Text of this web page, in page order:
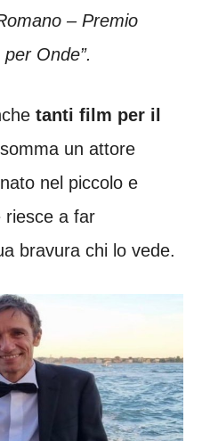
– Premio
Onde”.
tanti film per il
un attore
nel piccolo e
riesce a far
bravura chi lo vede.